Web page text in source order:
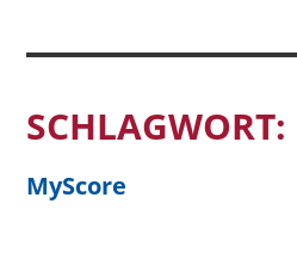
SCHLAGWORT:
MyScore